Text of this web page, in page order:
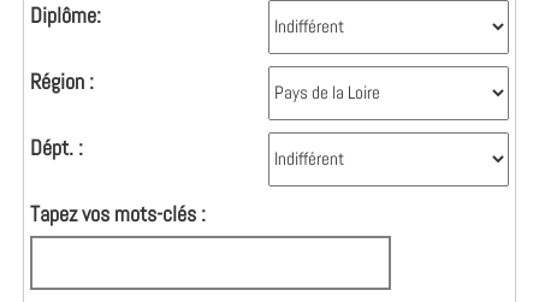
Diplôme:
Région :
Dépt. :
Tapez vos mots-clés :